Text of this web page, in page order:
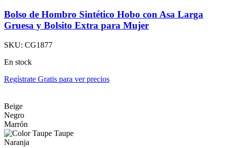
Bolso de Hombro Sintético Hobo con Asa Larga
Gruesa y Bolsito Extra para Mujer
SKU: CG1877
En stock
Regístrate Gratis para ver precios
Beige
Negro
Marrón
Taupe
Naranja